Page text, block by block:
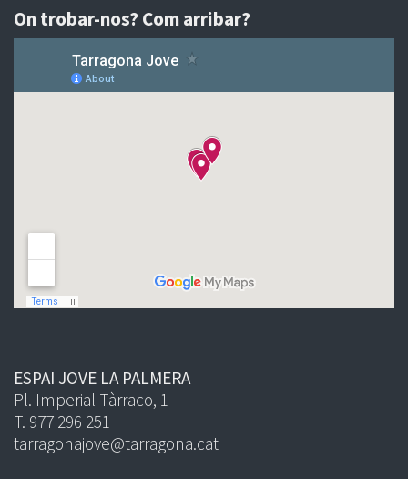
On trobar-nos? Com arribar?
ESPAI JOVE LA PALMERA
Pl. Imperial Tàrraco, 1
T. 977 296 251
tarragonajove@tarragona.cat